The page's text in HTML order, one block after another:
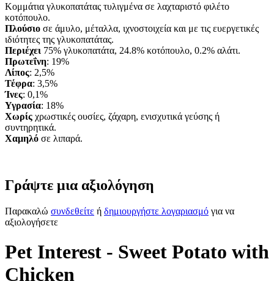
Κομμάτια γλυκοπατάτας τυλιγμένα σε λαχταριστό φιλέτο
κοτόπουλο.
Πλούσιο σε άμυλο, μέταλλα, ιχνοστοιχεία και με τις ευεργετικές
ιδιότητες της γλυκοπατάτας.
Περιέχει 75% γλυκοπατάτα, 24.8% κοτόπουλο, 0.2% αλάτι.
Πρωτεΐνη: 19%
Λίπος: 2,5%
Τέφρα: 3,5%
Ίνες: 0,1%
Υγρασία: 18%
Χωρίς χρωστικές ουσίες, ζάχαρη, ενισχυτικά γεύσης ή
συντηρητικά.
Χαμηλό σε λιπαρά.
Γράψτε μια αξιολόγηση
Παρακαλώ συνδεθείτε ή δημιουργήστε λογαριασμό για να
αξιολογήσετε
Pet Interest - Sweet Potato with
Chicken